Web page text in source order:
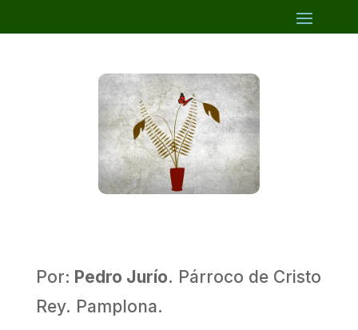
Por: Pedro Jurío. Párroco de Cristo
Rey. Pamplona.